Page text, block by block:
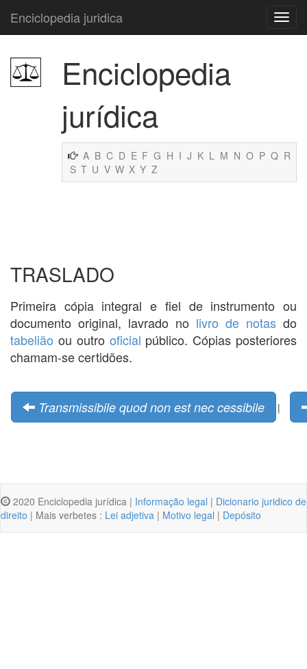
Enciclopedia juridica
Enciclopedia
jurídica
A B C D E F G H I J K L M N O P Q R
S T U V W X Y Z
TRASLADO
Primeira cópia integral e fiel de instrumento ou
documento original, lavrado no livro de notas do
tabelião ou outro oficial público. Cópias posteriores
chamam-se certidões.
Transmissibile quod non est nec cessibile |
2020 Enciclopedia jurídica | Informação legal | Dicionario juridico de
direito | Mais verbetes : Lei adjetiva | Motivo legal | Depósito